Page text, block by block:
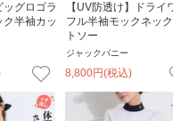
ッグロゴラ
半袖カッ
【UV防透け】ドライ
フル半袖モックネッ
トソー
ジャックバニー
8,800円(税込)